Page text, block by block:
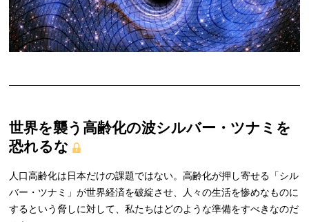
世界を襲う高齢化の波シルバー・ツナミを
恐れるな
人口高齢化は日本だけの課題ではない。高齢化が押し寄せる「シル
バー・ツナミ」が世界経済を破綻させ、人々の生活を惨めなものに
するという脅しに対して、私たちはどのような準備をすべきなのだ